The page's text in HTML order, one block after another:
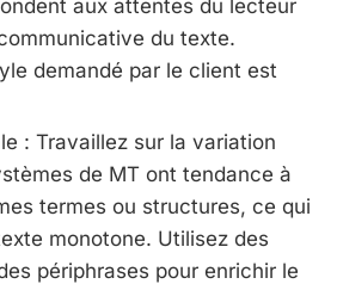
aux attentes du lecteur
du texte.
demandé par le client est
: Travaillez sur la variation
de MT ont tendance à
termes ou structures, ce qui
monotone. Utilisez des
périphrases pour enrichir le